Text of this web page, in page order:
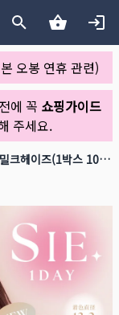
오봉 연휴 관련)
에 꼭 쇼핑가이드
주세요.
SIE 씨 실리콘하이드로겔 1day 밀크헤이즈(1박스 10개들이)